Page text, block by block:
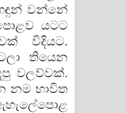
වන්නේ
යටට
විදියට.
තියෙන
වලව්වක්.
නම භාවිත